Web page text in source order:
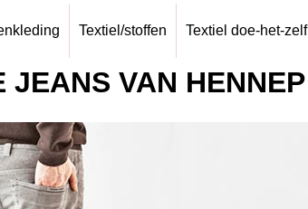
Textiel/stoffen Textiel doe-het-zelf
JEANS VAN HENNEP